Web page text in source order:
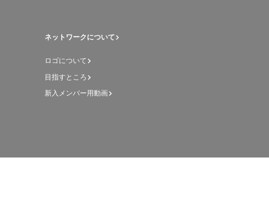
ネットワークについて
ロゴについて
目指すところ
新入メンバー用動画